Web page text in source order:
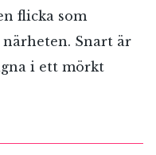
flicka som
Snart är
i ett mörkt